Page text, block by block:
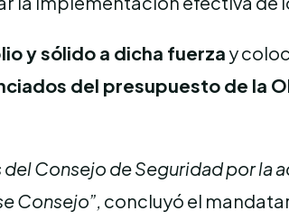
y sólido a dicha fuerza y
del presupuesto de la
Consejo de Seguridad por la
Consejo”, concluyó el